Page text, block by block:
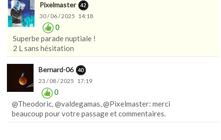
Pixelmaster
30 / 06 / 2025 14:18
0
Superbe parade nuptiale !
2 L sans hésitation
Bernard-06
23 / 08 / 2025 17:19
0
@Theodoric, @valdegamas, @Pixelmaster: merci
beaucoup pour votre passage et commentaires.